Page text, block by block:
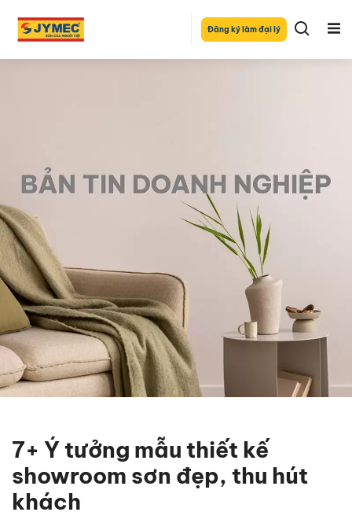
Đăng ký làm đại lý
7+ Ý tưởng mẫu thiết kế
showroom sơn đẹp, thu hút
khách